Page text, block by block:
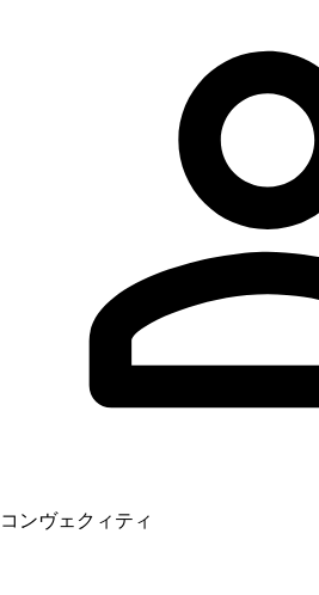
コンヴェクィティ